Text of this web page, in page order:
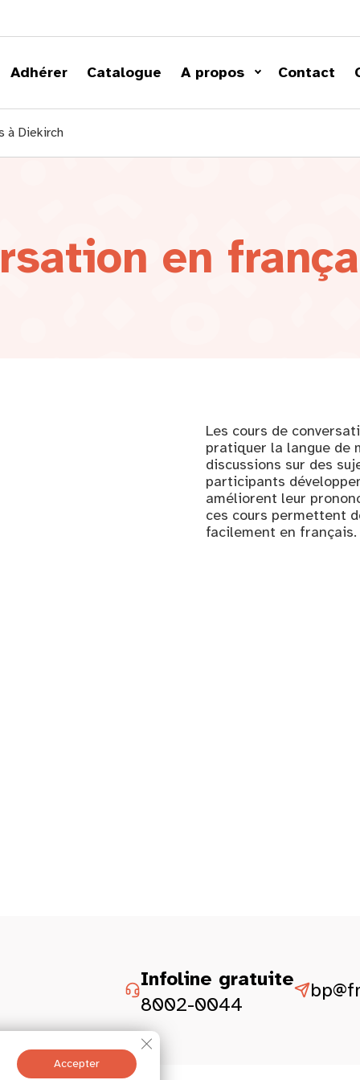
Adhérer Catalogue A propos Contact
à Diekirch
en
Les cours de
pratiquer la langue de
discussions sur des
participants
améliorent leur
ces cours permettent
facilement en français.
Infoline gratuite
8002-0044
Accepter
Fermer la bannière des cookies GDPR